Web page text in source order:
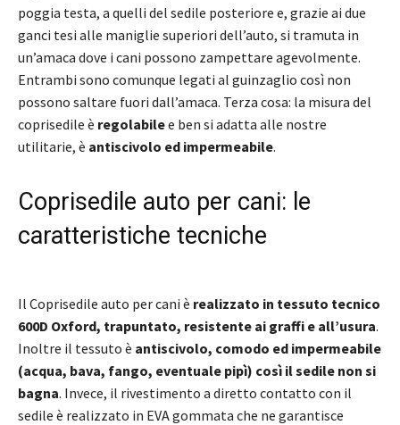
poggia testa, a quelli del sedile posteriore e, grazie ai due
ganci tesi alle maniglie superiori dell’auto, si tramuta in
un’amaca dove i cani possono zampettare agevolmente.
Entrambi sono comunque legati al guinzaglio così non
possono saltare fuori dall’amaca. Terza cosa: la misura del
coprisedile è regolabilee ben si adatta alle nostre
utilitarie, è antiscivolo ed impermeabile.
Coprisedile auto per cani: le
caratteristiche tecniche
Il Coprisedile auto per cani è realizzato in tessuto tecnico
600D Oxford, trapuntato, resistente ai graffi e all’usura.
Inoltre il tessuto è antiscivolo, comodo ed impermeabile
(acqua, bava, fango, eventuale pipì) così il sedile non si
bagna. Invece, il rivestimento a diretto contatto con il
sedile è realizzato in EVA gommata che ne garantisce